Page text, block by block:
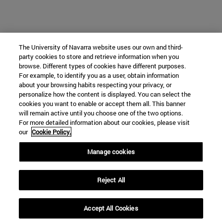
The University of Navarra website uses our own and third-
party cookies to store and retrieve information when you
browse. Different types of cookies have different purposes.
For example, to identify you as a user, obtain information
about your browsing habits respecting your privacy, or
personalize how the content is displayed. You can select the
cookies you want to enable or accept them all. This banner
will remain active until you choose one of the two options.
For more detailed information about our cookies, please visit
our Cookie Policy.
Manage cookies
Reject All
Accept All Cookies